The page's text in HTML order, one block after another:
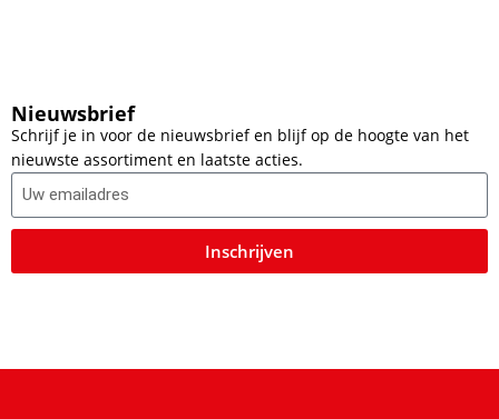
Nieuwsbrief
Schrijf je in voor de nieuwsbrief en blijf op de hoogte van het
nieuwste assortiment en laatste acties.
Inschrijven